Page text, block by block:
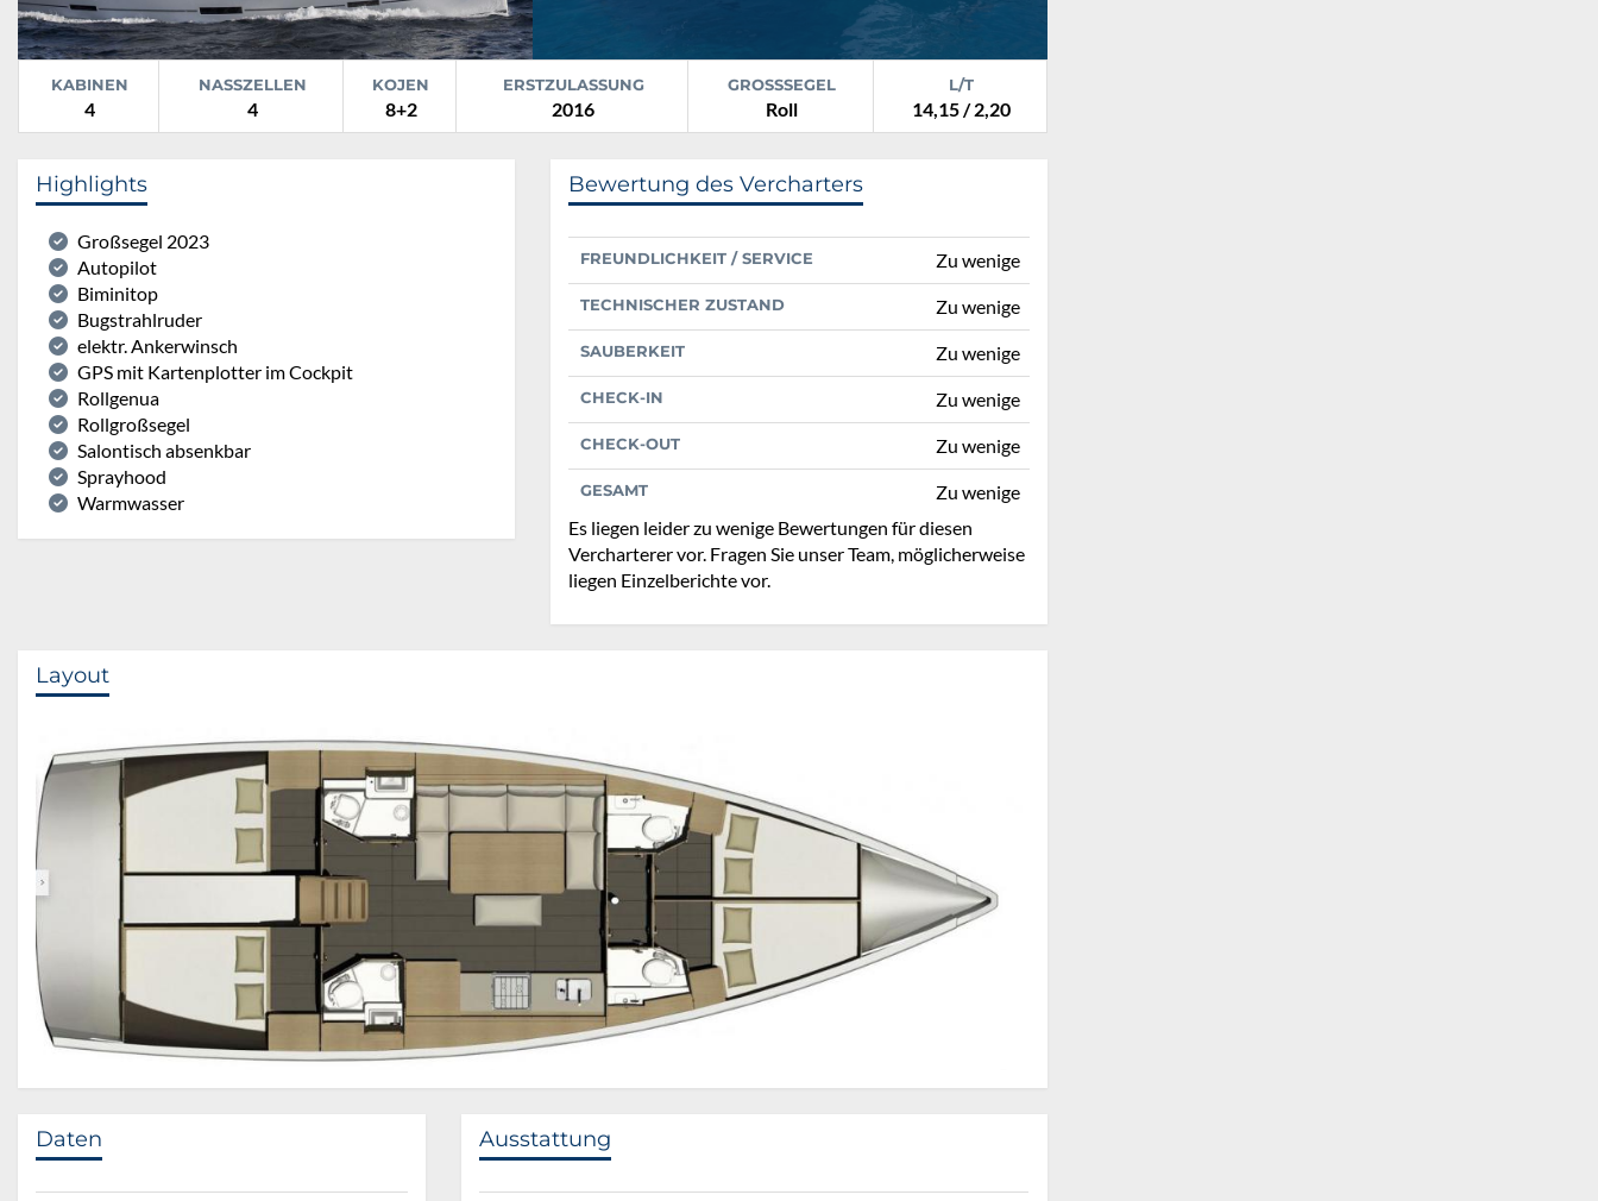
KABINEN
4
NASSZELLEN
4
KOJEN
8+2
ERSTZULASSUNG
2016
GROSSSEGEL
Roll
L/T
14,15 / 2,20
Highlights
Großsegel 2023
Autopilot
Biminitop
Bugstrahlruder
elektr. Ankerwinsch
GPS mit Kartenplotter im Cockpit
Rollgenua
Rollgroßsegel
Salontisch absenkbar
Sprayhood
Warmwasser
Bewertung des Vercharters
FREUNDLICHKEIT / SERVICE Zu wenige
TECHNISCHER ZUSTAND Zu wenige
SAUBERKEIT Zu wenige
CHECK-IN Zu wenige
CHECK-OUT Zu wenige
GESAMT
Zu wenige
Es liegen leider zu wenige Bewertungen für diesen
Vercharterer vor. Fragen Sie unser Team, möglicherweise
liegen Einzelberichte vor.
Layout
Daten Ausstattung